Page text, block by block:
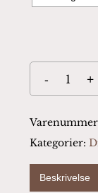
Kategorier:
Beskrivelse